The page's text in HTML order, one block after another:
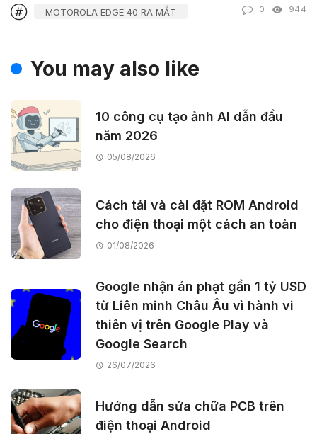
MOTOROLA EDGE 40 RA MẮT 0 944
You may also like
10 công cụ tạo ảnh AI dẫn đầu
năm 2026
05/08/2026
Cách tải và cài đặt ROM Android
cho điện thoại một cách an toàn
01/08/2026
Google nhận án phạt gần 1 tỷ USD
từ Liên minh Châu Âu vì hành vi
thiên vị trên Google Play và
Google Search
26/07/2026
Hướng dẫn sửa chữa PCB trên
điện thoại Android